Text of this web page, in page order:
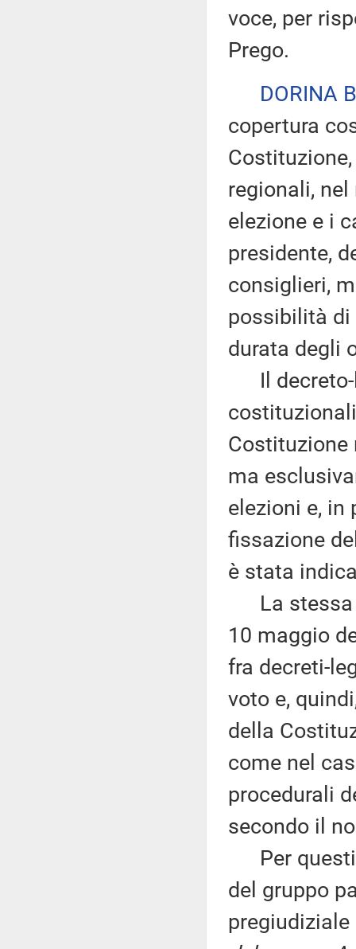
voce, per
Prego.
DORINA
copertura
regionali,
elezione e i
presidente,
consiglieri,
possibilità di
durata degli
Il decreto-
Costituzione
ma
elezioni e, in
fissazione
è stata
La stessa
10 maggio
fra decreti-
voto e,
della
come nel
procedurali
secondo il
Per questi
del gruppo